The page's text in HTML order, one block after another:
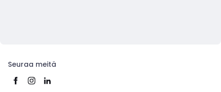
Seuraa meitä